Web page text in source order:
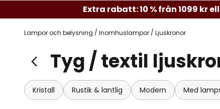
Extra rabatt: 10 % från 1099 kr
Lampor och belysning Inomhuslampor Ljuskronor
Tyg / textil
Kristall Rustik & lantlig Modern Med